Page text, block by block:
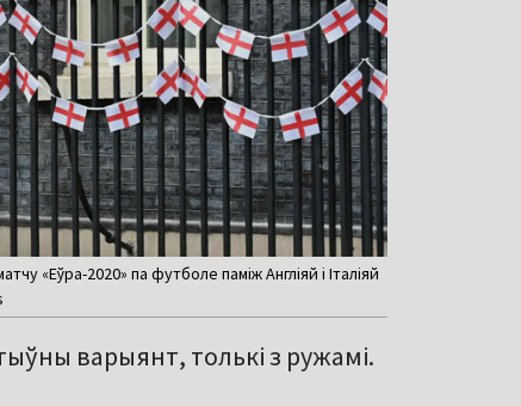
«Еўра-2020» па футболе паміж Англіяй і Італіяй